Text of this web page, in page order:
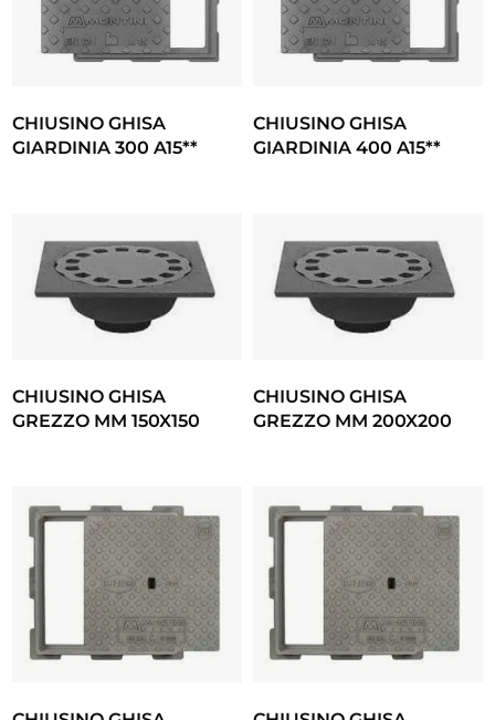
CHIUSINO GHISA
GIARDINIA 300 A15**
CHIUSINO GHISA
GIARDINIA 400 A15**
CHIUSINO GHISA
GREZZO MM 150X150
CHIUSINO GHISA
GREZZO MM 200X200